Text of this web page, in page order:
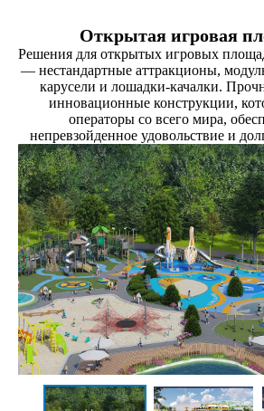
Открытая игровая
Решения для открытых игровых
— нестандартные аттракционы,
карусели и лошадки-качалки.
инновационные конструкции,
операторы со всего мира,
непревзойденное удовольствие и